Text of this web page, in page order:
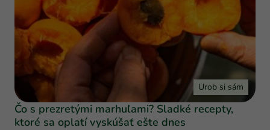
Urob si sám
Čo s prezretými marhuľami? Sladké recepty,
ktoré sa oplatí vyskúšať ešte dnes